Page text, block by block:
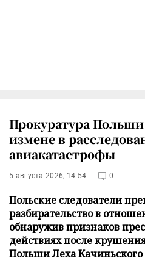
Прокуратура
измене в
авиакатастрофы
5 августа 2026, 14:54 0
Польские следователи
разбирательство в
обнаружив признаков
действиях после
Польши Леха